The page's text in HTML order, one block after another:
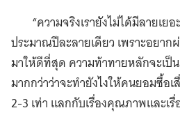
“ความจริงเรายังไม่ได้มีลายเย
ประมาณปีละลายเดียว เพราะอยา
มาให้ดีที่สุด ความท้าทายหลักจะเป็
มากกว่าว่าจะทำยังไงให้คนยอมซื้อ
2-3 เท่า แลกกับเรื่องคุณภาพและเรื่